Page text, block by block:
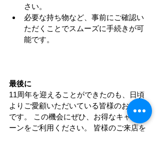
さい。
必要な持ち物など、事前にご確認い
ただくことでスムーズに手続きが可
能です。
最後に
11周年を迎えることができたのも、日頃
よりご愛顧いただいている皆様のおかげ
です。 この機会にぜひ、お得なキャンペ
ーンをご利用ください。 皆様のご来店を